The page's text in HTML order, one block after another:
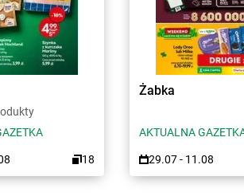
18
Żabka
AKTUALNA
29.07 - 11.08